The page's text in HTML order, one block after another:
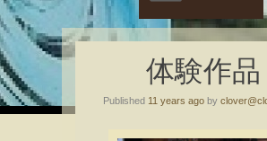
Skip
to
体験作品
Published 11 years ago by